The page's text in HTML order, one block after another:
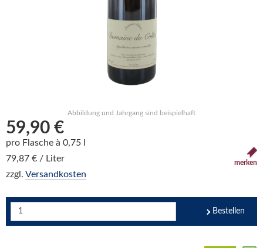
Abbildung und Jahrgang sind beispielhaft
59,90 €
pro Flasche à 0,75 l
79,87 € / Liter
zzgl. Versandkosten
merken
Bestellen